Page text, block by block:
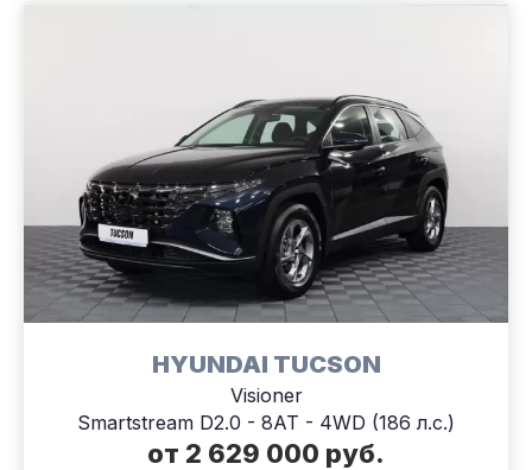
HYUNDAI TUCSON
Visioner
Smartstream D2.0 - 8AT - 4WD (186 л.с.)
от 2 629 000 руб.